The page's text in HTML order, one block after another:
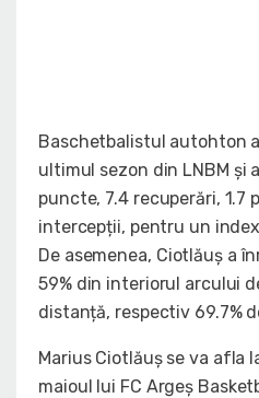
Baschetbalistul autohton
ultimul sezon din LNBM și
puncte, 7.4 recuperări, 1.7
intercepții, pentru un
De asemenea, Ciotlăuș a
59% din interiorul arcului
distanță, respectiv 69.7%
Marius Ciotlăuș se va afla
maioul lui FC Argeș